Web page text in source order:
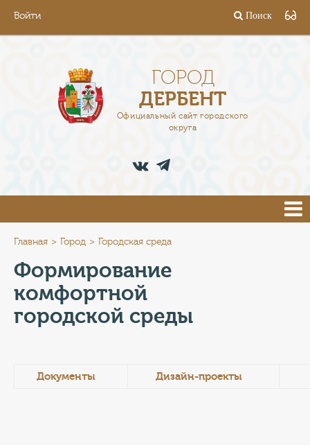
Войти Поиск
ГОРОД
ДЕРБЕНТ
Официальный сайт городского
округа
АДМИНИСТРАЦИЯ
ПРЕСС-ЦЕНТР
ТУРИСТАМ
КОНТАКТЫ
ГЕРОИ Z
Главная Город Городская среда
Формирование
комфортной
городской среды
Документы Дизайн-проекты